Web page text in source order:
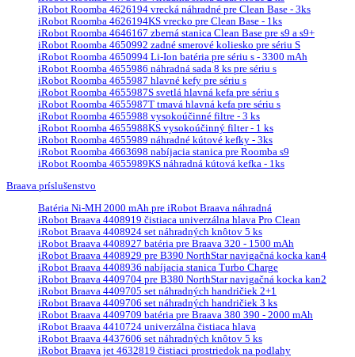
iRobot Roomba 4626194 vrecká náhradné pre Clean Base - 3ks
iRobot Roomba 4626194KS vrecko pre Clean Base - 1ks
iRobot Roomba 4646167 zberná stanica Clean Base pre s9 a s9+
iRobot Roomba 4650992 zadné smerové koliesko pre sériu S
iRobot Roomba 4650994 Li-Ion batéria pre sériu s - 3300 mAh
iRobot Roomba 4655986 náhradná sada 8 ks pre sériu s
iRobot Roomba 4655987 hlavné kefy pre sériu s
iRobot Roomba 4655987S svetlá hlavná kefa pre sériu s
iRobot Roomba 4655987T tmavá hlavná kefa pre sériu s
iRobot Roomba 4655988 vysokoúčinné filtre - 3 ks
iRobot Roomba 4655988KS vysokoúčinný filter - 1 ks
iRobot Roomba 4655989 náhradné kútové kefky - 3ks
iRobot Roomba 4663698 nabíjacia stanica pre Roomba s9
iRobot Roomba 4655989KS náhradná kútová kefka - 1ks
Braava príslušenstvo
Batéria Ni-MH 2000 mAh pre iRobot Braava náhradná
iRobot Braava 4408919 čistiaca univerzálna hlava Pro Clean
iRobot Braava 4408924 set náhradných knôtov 5 ks
iRobot Braava 4408927 batéria pre Braava 320 - 1500 mAh
iRobot Braava 4408929 pre B390 NorthStar navigačná kocka kan4
iRobot Braava 4408936 nabíjacia stanica Turbo Charge
iRobot Braava 4409704 pre B380 NorthStar navigačná kocka kan2
iRobot Braava 4409705 set náhradných handričiek 2+1
iRobot Braava 4409706 set náhradných handričiek 3 ks
iRobot Braava 4409709 batéria pre Braava 380 390 - 2000 mAh
iRobot Braava 4410724 univerzálna čistiaca hlava
iRobot Braava 4437606 set náhradných knôtov 5 ks
iRobot Braava jet 4632819 čistiaci prostriedok na podlahy